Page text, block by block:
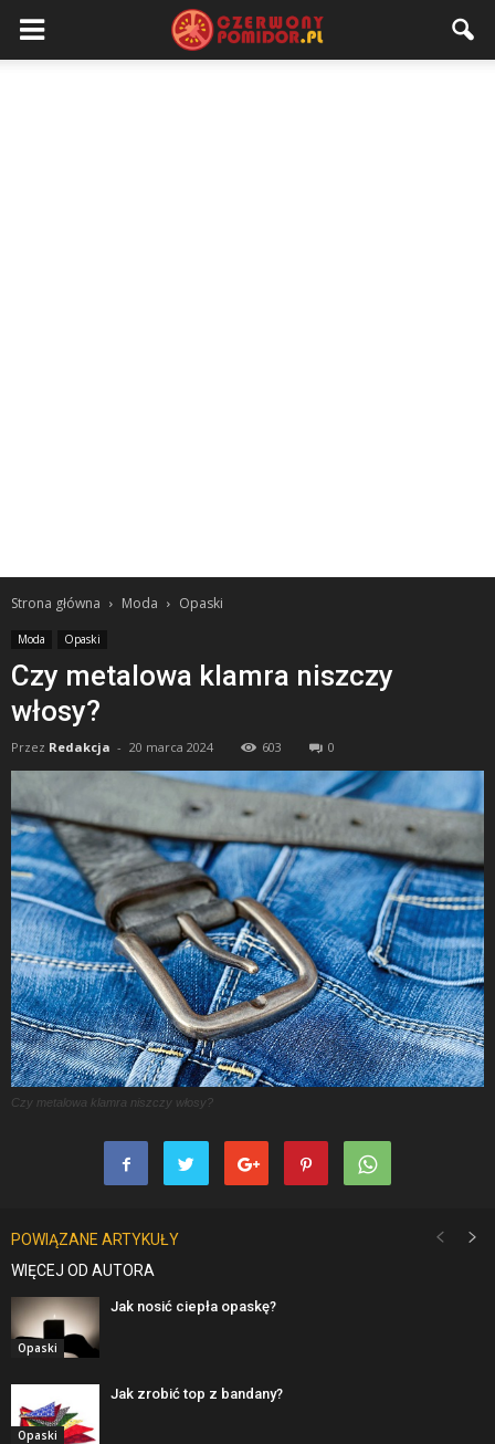
Strona główna Moda Opaski
Moda Opaski
Czy metalowa klamra niszczy
włosy?
Przez Redakcja - 20 marca 2024 603 0
Czy metalowa klamra niszczy włosy?
POWIĄZANE ARTYKUŁY
WIĘCEJ OD AUTORA
Opaski
Jak nosić ciepła opaskę?
Opaski
Jak zrobić top z bandany?